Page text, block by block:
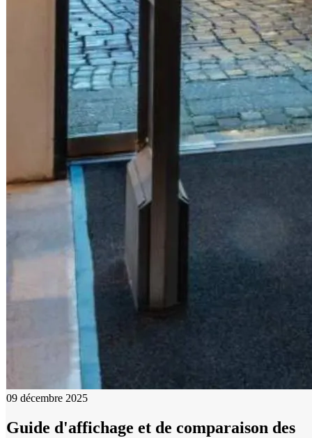
09 décembre 2025
Guide d'affichage et de comparaison des